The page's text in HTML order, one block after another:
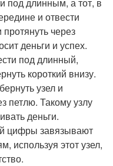
и отвести
через
деньги и успех.
под длинный,
короткий внизу.
узел и
петлю. Такому узлу
деньги.
цифры завязывают
используя этот узел,